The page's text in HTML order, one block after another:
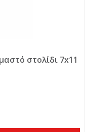
στολίδι 7x11